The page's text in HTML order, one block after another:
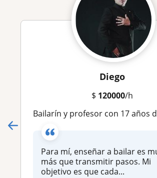
Diego
$ 120000/h
Bailarín y profesor con 17 años de trayectoria, especializado en tango, milonga y vals, además de
Para mí, enseñar a bailar es
más que transmitir pasos. Mi
objetivo es que cada...